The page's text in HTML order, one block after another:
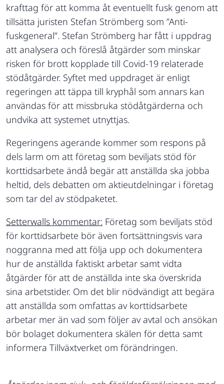
krafttag för att komma åt eventuellt fusk genom att
tillsätta juristen Stefan Strömberg som ”Anti-
fuskgeneral”. Stefan Strömberg har fått i uppdrag
att analysera och föreslå åtgärder som minskar
risken för brott kopplade till Covid-19 relaterade
stödåtgärder. Syftet med uppdraget är enligt
regeringen att täppa till kryphål som annars kan
användas för att missbruka stödåtgärderna och
undvika att systemet utnyttjas.
Regeringens agerande kommer som respons på
dels larm om att företag som beviljats stöd för
korttidsarbete ändå begär att anställda ska jobba
heltid, dels debatten om aktieutdelningar i företag
som tar del av stödpaketet.
Setterwalls kommentar: Företag som beviljats stöd
för korttidsarbete bör även fortsättningsvis vara
noggranna med att följa upp och dokumentera
hur de anställda faktiskt arbetar samt vidta
åtgärder för att de anställda inte ska överskrida
sina arbetstider. Om det blir nödvändigt att begära
att anställda som omfattas av korttidsarbete
arbetar mer än vad som följer av avtal och ansökan
bör bolaget dokumentera skälen för detta samt
informera Tillväxtverket om förändringen.